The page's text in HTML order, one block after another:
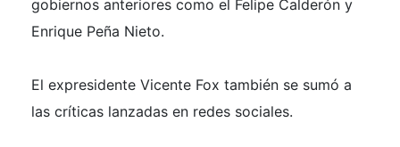
gobiernos anteriores como el Felipe Calderón y
Enrique Peña Nieto.
El expresidente Vicente Fox también se sumó a
las críticas lanzadas en redes sociales.